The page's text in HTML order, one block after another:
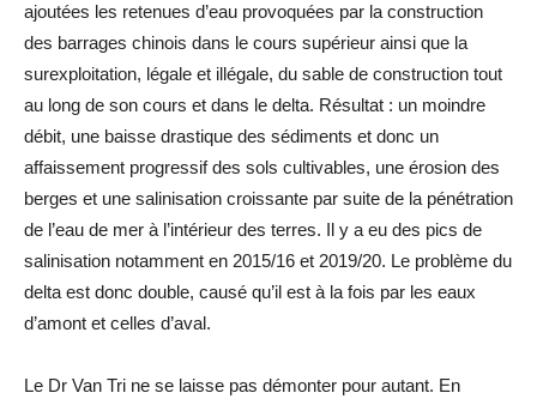
ajoutées les retenues d’eau provoquées par la construction
des barrages chinois dans le cours supérieur ainsi que la
surexploitation, légale et illégale, du sable de construction tout
au long de son cours et dans le delta. Résultat : un moindre
débit, une baisse drastique des sédiments et donc un
affaissement progressif des sols cultivables, une érosion des
berges et une salinisation croissante par suite de la pénétration
de l’eau de mer à l’intérieur des terres. Il y a eu des pics de
salinisation notamment en 2015/16 et 2019/20. Le problème du
delta est donc double, causé qu’il est à la fois par les eaux
d’amont et celles d’aval.
Le Dr Van Tri ne se laisse pas démonter pour autant. En